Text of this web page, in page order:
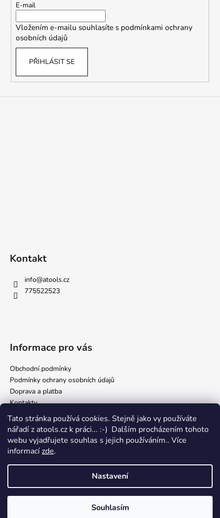
Tato stránka používá cookies. Stejně jako vy používáte
nářadí z atools.cz k práci... :-) Dalším procházením tohoto
webu vyjadřujete souhlas s jejich používáním.. Více
informacízde.
Nastavení
Souhlasím
E-mail
Vložením e-mailu souhlasíte s podmínkami ochrany
osobních údajů
PŘIHLÁSIT SE
Kontakt
info@atools.cz
775522523
Informace pro vás
Obchodní podmínky
Podmínky ochrany osobních údajů
Doprava a platba
Kontakty
Facebook
Copyright 2026atools.cz, internetový obchod s autodílenským
. Všechna práva vyhrazena.